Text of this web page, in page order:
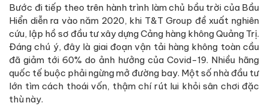
Bước đi tiếp theo trên hành trình làm chủ bầu trời của Bầu
Hiển diễn ra vào năm 2020, khi T&T Group đề xuất nghiên
cứu, lập hồ sơ đầu tư xây dựng Cảng hàng không Quảng Trị.
Đáng chú ý, đây là giai đoạn vận tải hàng không toàn cầu
đã giảm tới 60% do ảnh hưởng của Covid-19. Nhiều hãng
quốc tế buộc phải ngừng mở đường bay. Một số nhà đầu tư
lớn tìm cách thoái vốn, thậm chí rút lui khỏi sân chơi đặc
thù này.